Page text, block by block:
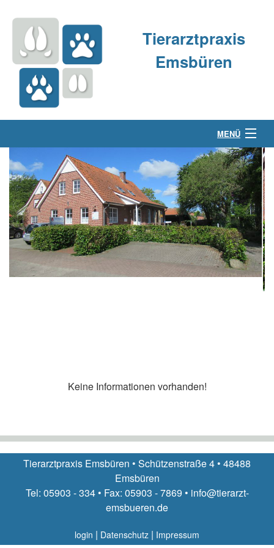
Tierarztpraxis
Emsbüren
MENÜ
Über uns
Kleintierpraxis
Großtierpraxis
Kontakt & Anfahrt
Keine Informationen vorhanden!
Tierarztpraxis Emsbüren • Schützenstraße 4 • 48488
Emsbüren
Tel: 05903 - 334 • Fax: 05903 - 7869 • info@tierarzt-
emsbueren.de
login | Datenschutz | Impressum